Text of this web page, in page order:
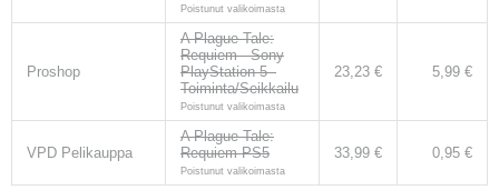
Poistunut valikoimasta
Proshop
A Plague Tale:
Requiem - Sony
PlayStation 5 -
Toiminta/Seikkailu
Poistunut valikoimasta
23,23 € 5,99 €
VPD Pelikauppa
A Plague Tale:
Requiem PS5
Poistunut valikoimasta
33,99 € 0,95 €